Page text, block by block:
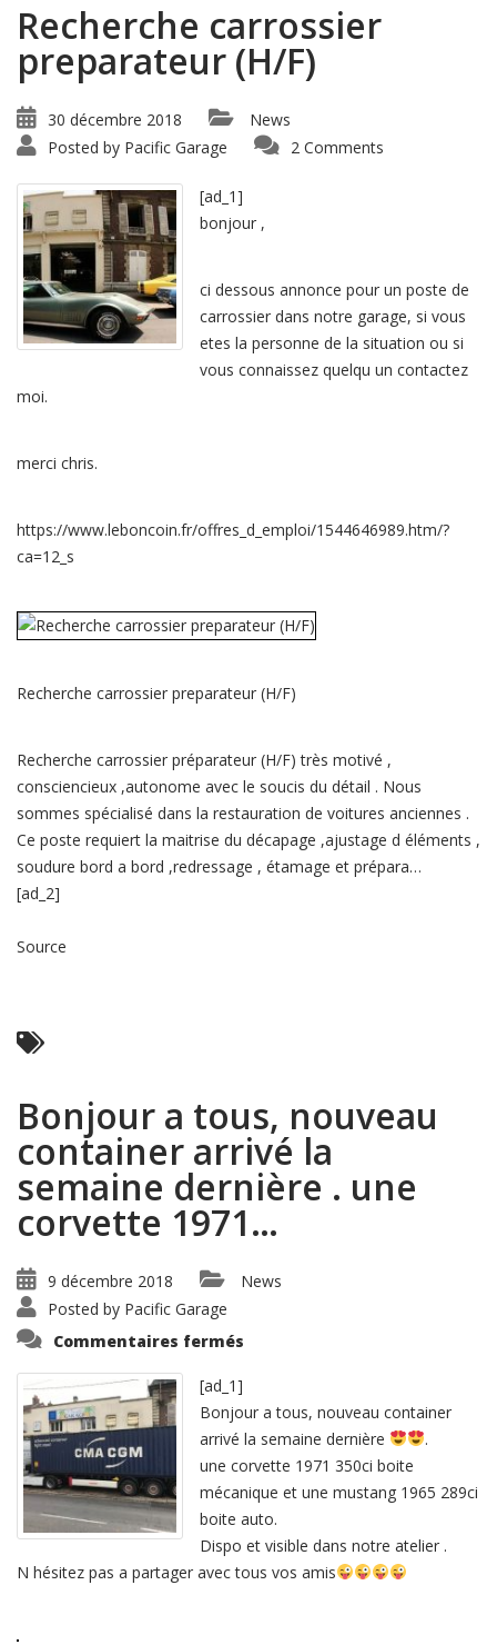
Recherche carrossier
preparateur (H/F)
30 décembre 2018
News
Posted by Pacific Garage 2 Comments
[ad_1]
bonjour ,
ci dessous annonce pour un poste de
carrossier dans notre garage, si vous
etes la personne de la situation ou si
vous connaissez quelqu un contactez
moi.
merci chris.
https://www.leboncoin.fr/offres_d_emploi/1544646989.htm/?
ca=12_s
Recherche carrossier preparateur (H/F)
Recherche carrossier préparateur (H/F) très motivé ,
consciencieux ,autonome avec le soucis du détail . Nous
sommes spécialisé dans la restauration de voitures anciennes .
Ce poste requiert la maitrise du décapage ,ajustage d éléments ,
soudure bord a bord ,redressage , étamage et prépara…
[ad_2]
Source
Bonjour a tous, nouveau
container arrivé la
semaine dernière . une
corvette 1971…
9 décembre 2018
News
Posted by Pacific Garage
Commentaires fermés
container
la
semaine
dernière
.
une
corvette
1971…
[ad_1]
Bonjour a tous, nouveau container
arrivé la semaine dernière
.
une corvette 1971 350ci boite
mécanique et une mustang 1965 289ci
boite auto.
Dispo et visible dans notre atelier .
N hésitez pas a partager avec tous vos amis